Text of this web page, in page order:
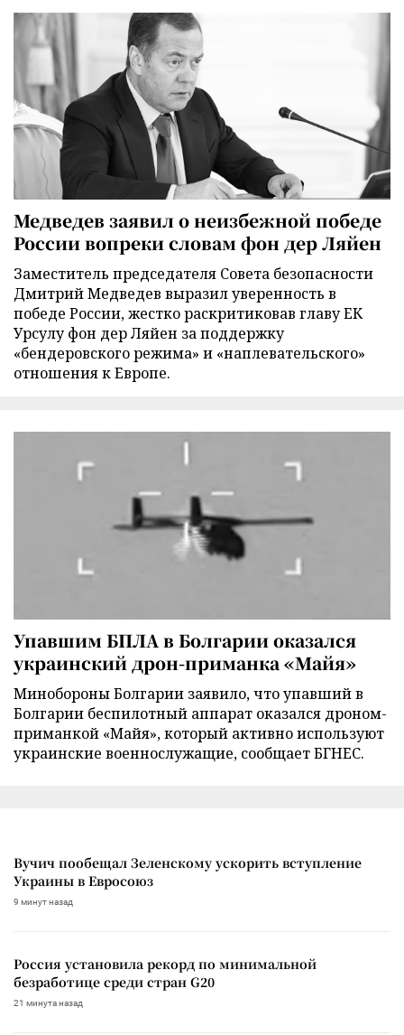
Медведев заявил о неизбежной победе
России вопреки словам фон дер Ляйен
Заместитель председателя Совета безопасности
Дмитрий Медведев выразил уверенность в
победе России, жестко раскритиковав главу ЕК
Урсулу фон дер Ляйен за поддержку
«бендеровского режима» и «наплевательского»
отношения к Европе.
Упавшим БПЛА в Болгарии оказался
украинский дрон-приманка «Майя»
Минобороны Болгарии заявило, что упавший в
Болгарии беспилотный аппарат оказался дроном-
приманкой «Майя», который активно используют
украинские военнослужащие, сообщает БГНЕС.
Вучич пообещал Зеленскому ускорить вступление
Украины в Евросоюз
9 минут назад
Россия установила рекорд по минимальной
безработице среди стран G20
21 минута назад